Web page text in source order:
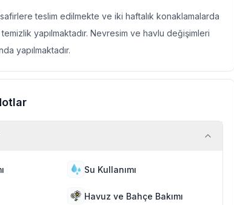
teslim edilmekte ve iki haftalık konaklamalarda
yapılmaktadır. Nevresim ve havlu değişimleri
yapılmaktadır.
Su Kullanımı
Havuz ve Bahçe Bakımı